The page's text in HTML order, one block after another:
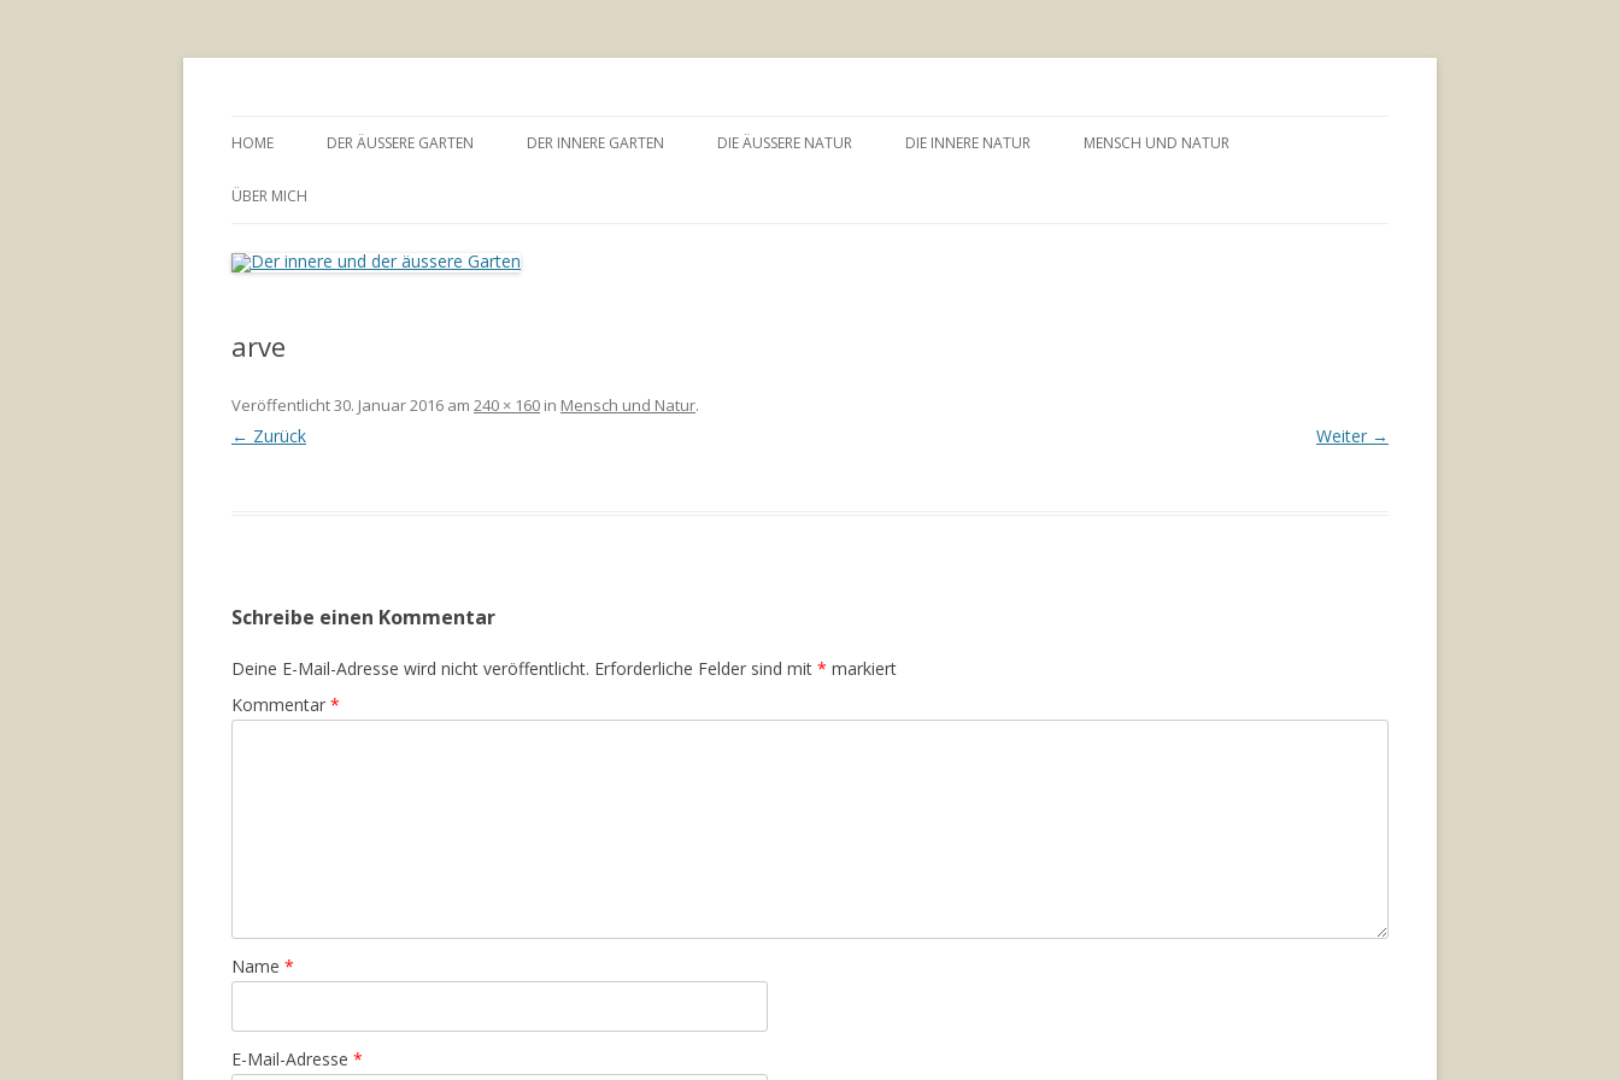
Inhalt
HOME DER ÄUSSERE GARTEN DER INNERE GARTEN DIE ÄUSSERE NATUR DIE INNERE NATUR MENSCH UND NATUR
ÜBER MICH
arve
Veröffentlicht30. Januar 2016 am 240 × 160 in Mensch und Natur.
← Zurück Weiter →
Schreibe einen Kommentar
Deine E-Mail-Adresse wird nicht veröffentlicht. Erforderliche Felder sind mit * markiert
Kommentar *
Name *
E-Mail-Adresse *